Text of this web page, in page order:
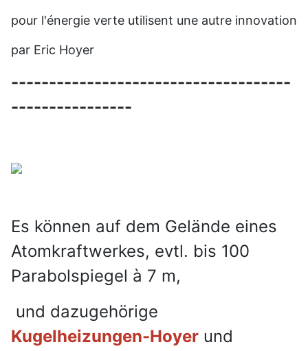
pour l'énergie verte utilisent une autre innovation
par Eric Hoyer
-------------------------------------
----------------
Es können auf dem Gelände eines
Atomkraftwerkes, evtl. bis 100
Parabolspiegel à 7 m,
und dazugehörige
Kugelheizungen-Hoyer und